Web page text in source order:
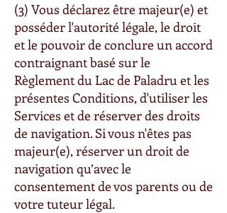
(3) Vous déclarez être majeur(e) et
posséder l'autorité légale, le droit
et le pouvoir de conclure un accord
contraignant basé sur le
Règlement du Lac de Paladru et les
présentes Conditions, d'utiliser les
Services et de réserver des droits
de navigation. Si vous n'êtes pas
majeur(e), réserver un droit de
navigation qu’avec le
consentement de vos parents ou de
votre tuteur légal.